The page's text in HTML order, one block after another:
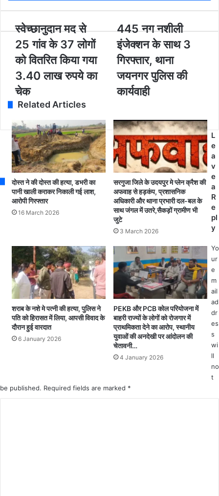
y
u
स्वे
नु
दा
म
द
2
गां
व
के
3
7
लो
गों
को
वि
कि
या
ग
या
4
0
का
स्वेच्छानुदान मद से
25 गांव के 37 लोगों
को वितरित किया गया
3.40 लाख रुपये का
चेक
4
5
न
न
शी
ली
जे
क्श
न
के
सा
थ
3
गि
र
फ्ता
र
,
ज
य
ग
पु
लि
स
की
का
ही
445 नग नशीली
इंजेक्शन के साथ 3
गिरफ्तार, थाना
जयनगर पुलिस की
कार्यवाही
Related Articles
दोस्त ने की दोस्त की हत्या, डभरी का
पानी खाली कराकर निकाली गई लाश,
आरोपी गिरफ्तार
16 March 2026
सरगुजा जिले के उदयपुर मे प्लेन क्रैश की
अफवाह से हड़कंप, प्रशासनिक
अधिकारी और थाना प्रभारी दल-बल के
साथ जंगल में उतरे,सैकड़ों ग्रामीण भी
जुटे
3 March 2026
शराब के नशे मे पत्नी की हत्या, पुलिस ने
पति को हिरासत में लिया, आपसी विवाद के
दौरान हुई वारदात
6 January 2026
PEKB और PCB कोल परियोजना में
बाहरी राज्यों के लोगों को रोजगार में
प्राथमिकता देने का आरोप, स्थानीय
युवाओं की अनदेखी पर आंदोलन की
चेतावनी…
4 January 2026
L
e
a
v
e
a
R
e
pl
y
Yo
ur
e
m
ail
ad
dr
es
s
wi
ll
no
t
be published. Required fields are marked *